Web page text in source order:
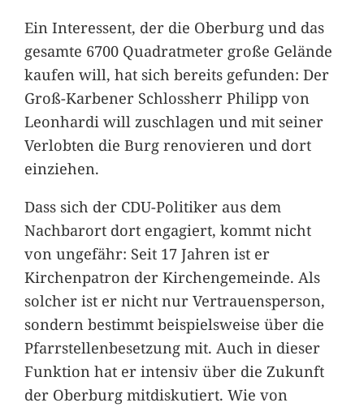
Ein Interessent, der die Oberburg und das
gesamte 6700 Quadratmeter große Gelände
kaufen will, hat sich bereits gefunden: Der
Groß-Karbener Schlossherr Philipp von
Leonhardi will zuschlagen und mit seiner
Verlobten die Burg renovieren und dort
einziehen.
Dass sich der CDU-Politiker aus dem
Nachbarort dort engagiert, kommt nicht
von ungefähr: Seit 17 Jahren ist er
Kirchenpatron der Kirchengemeinde. Als
solcher ist er nicht nur Vertrauensperson,
sondern bestimmt beispielsweise über die
Pfarrstellenbesetzung mit. Auch in dieser
Funktion hat er intensiv über die Zukunft
der Oberburg mitdiskutiert. Wie von